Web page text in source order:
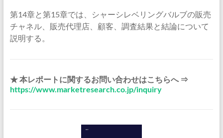
第14章と第15章では、シャーシレベリングバルブの販売
チャネル、販売代理店、顧客、調査結果と結論について
説明する。
★ 本レポートに関するお問い合わせはこちらへ ⇒
https://www.marketresearch.co.jp/inquiry